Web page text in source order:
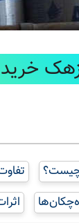
09134922013
چیست؟